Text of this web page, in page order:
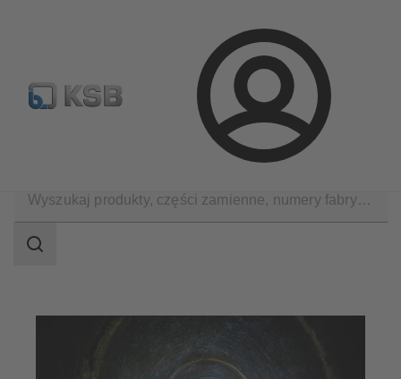
Login
Wyszukiwanie części zamiennych Konfiguracja produktu
wyszukiwania
Zakres